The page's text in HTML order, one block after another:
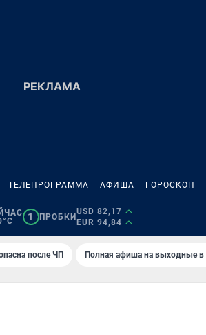
ТЕЛЕПРОГРАММА АФИША ГОРОСКОП
1 ПРОБКИ
USD 82,17
EUR 94,84
после ЧП Полная афиша на выходные